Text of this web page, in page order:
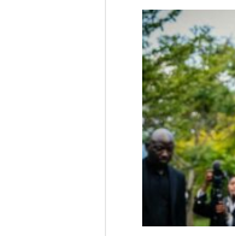
RDC
:
peine
de
mort
requise
contre
l’ancien
président